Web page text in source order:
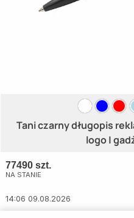
Tani czarny długopis
logo |
77490 szt.
NA STANIE
14:06 09.08.2026